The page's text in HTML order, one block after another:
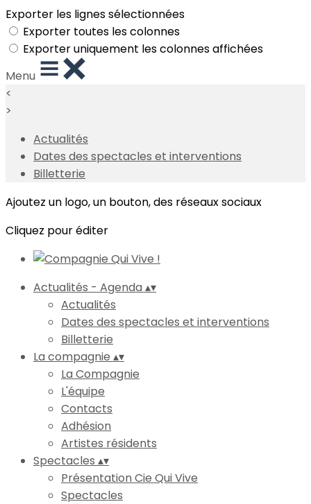
Exporter les lignes sélectionnées
Exporter toutes les colonnes
Exporter uniquement les colonnes affichées
Menu
<
>
Actualités
Dates des spectacles et interventions
Billetterie
Ajoutez un logo, un bouton, des réseaux sociaux
Cliquez pour éditer
Actualités - Agenda▴▾
Actualités
Dates des spectacles et interventions
Billetterie
La compagnie ▴▾
La Compagnie
L'équipe
Contacts
Adhésion
Artistes résidents
Spectacles ▴▾
Présentation Cie Qui Vive
Spectacles